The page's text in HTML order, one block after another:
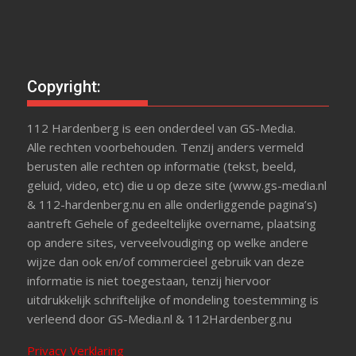
Copyright:
112 Hardenberg is een onderdeel van GS-Media.
Alle rechten voorbehouden. Tenzij anders vermeld
berusten alle rechten op informatie (tekst, beeld,
geluid, video, etc) die u op deze site (www.gs-media.nl
& 112-hardenberg.nu en alle onderliggende pagina’s)
aantreft Gehele of gedeeltelijke overname, plaatsing
op andere sites, verveelvoudiging op welke andere
wijze dan ook en/of commercieel gebruik van deze
informatie is niet toegestaan, tenzij hiervoor
uitdrukkelijk schriftelijke of mondeling toestemming is
verleend door GS-Media.nl & 112Hardenberg.nu
Privacy Verklaring